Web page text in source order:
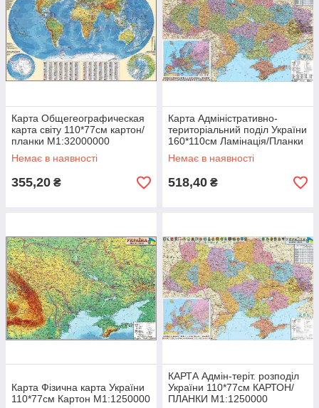
Карта Общегеографическая
карта світу 110*77см картон/
планки М1:32000000
Немає в наявності
355,20 ₴
Карта Адміністративно-
територіальний поділ України
160*110см Ламінація/Планки
М1:850000
Немає в наявності
518,40 ₴
Карта Фізична карта України
110*77см Картон М1:1250000
КАРТА Адмін-теріт. розподіл
України 110*77см КАРТОН/
ПЛАНКИ М1:1250000